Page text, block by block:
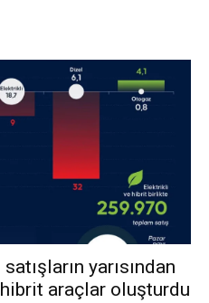
yarısından
araçlar oluşturdu